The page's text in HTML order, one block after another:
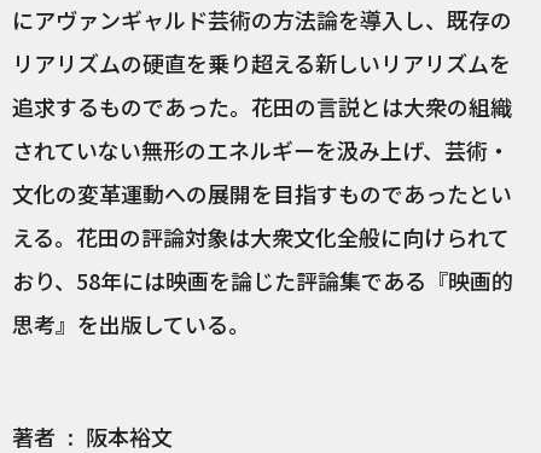
にアヴァンギャルド芸術の方法論を導入し、既存の
リアリズムの硬直を乗り超える新しいリアリズムを
追求するものであった。花田の言説とは大衆の組織
されていない無形のエネルギーを汲み上げ、芸術・
文化の変革運動への展開を目指すものであったとい
える。花田の評論対象は大衆文化全般に向けられて
おり、58年には映画を論じた評論集である『映画的
思考』を出版している。
著者 阪本裕文